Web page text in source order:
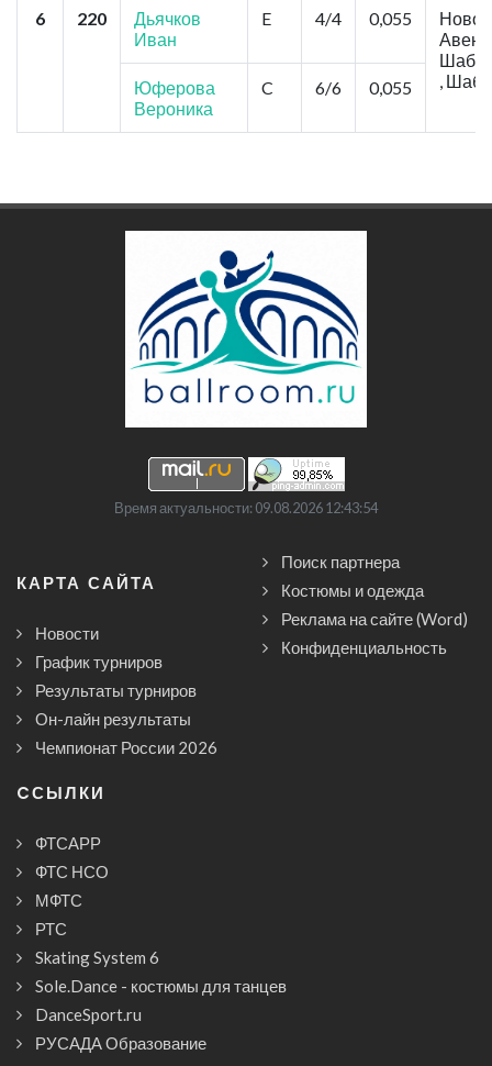
6 220
Дьячков
Иван
E 4/4 0,055
,
Юферова
Вероника
C 6/6 0,055
Время актуальности: 09.08.2026 12:43:54
КАРТА САЙТА
Новости
График турниров
Результаты турниров
Он-лайн результаты
Чемпионат России 2026
Поиск партнера
Костюмы и одежда
Реклама на сайте (Word)
Конфиденциальность
CСЫЛКИ
ФТСАРР
ФТС НСО
МФТС
РТС
Skating System 6
Sole.Dance - костюмы для танцев
DanceSport.ru
РУСАДА Образование